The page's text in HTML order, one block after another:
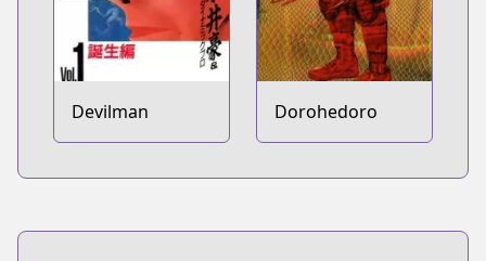
Devilman Dorohedoro